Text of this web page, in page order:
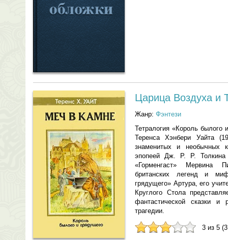
Царица Воздуха и
Жанр: Фэнтези
Тетралогия «Король былого
Теренса Хэнбери Уайта
знаменитых и необычных
эпопеей Дж. Р. Р. Толкина
«Горменгаст» Мервина
британских легенд и
грядущего» Артура, его
Круглого Стола
фантастической сказки и
трагедии.
3 из 5